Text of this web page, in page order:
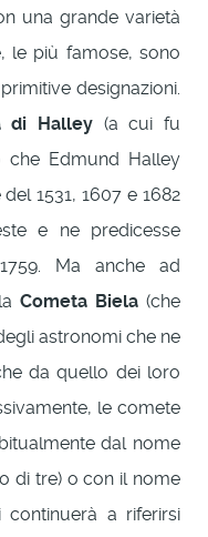
una grande varietà
le più famose, sono
designazioni.
di Halley(a cui fu
che Edmund Halley
1531, 1607 e 1682
e ne predicesse
Ma anche ad
Cometa Biela (che
astronomi che ne
da quello dei loro
le comete
dal nome
di tre) o con il nome
a riferirsi